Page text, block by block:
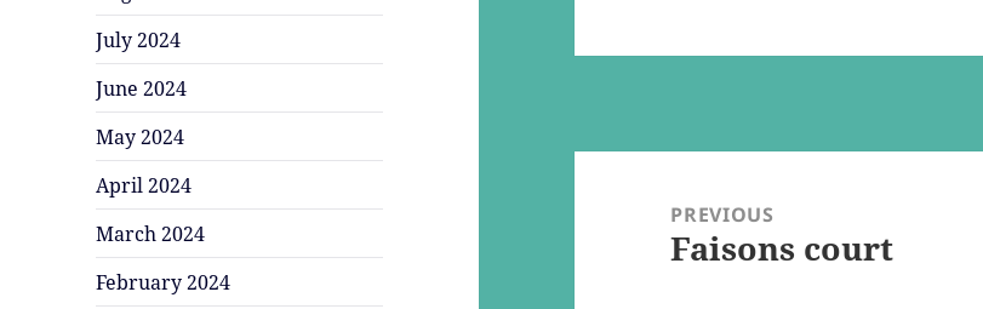
July 2024
June 2024
May 2024
April 2024
March 2024
February 2024
navigationPREVIOUS
Previous
Faisons court